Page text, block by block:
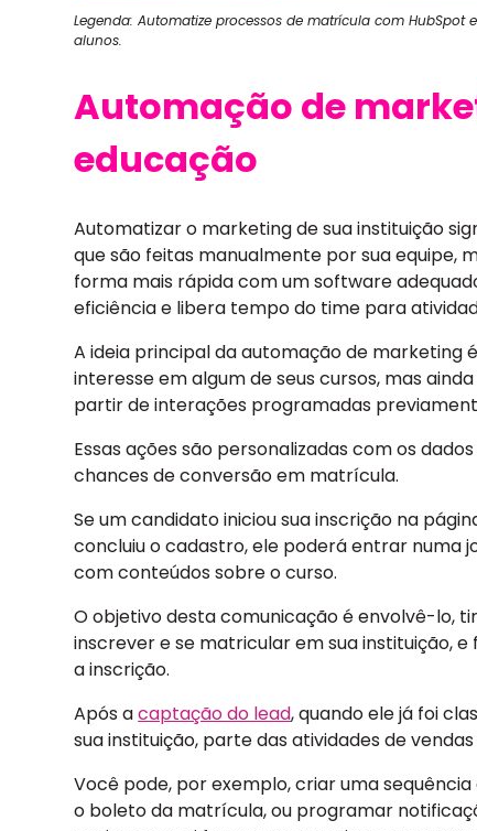
Legenda: Automatize processos de matrícula com
alunos.
Automação de
educação
Automatizar o marketing de sua instituição
que são feitas manualmente por sua equipe,
forma mais rápida com um software
eficiência e libera tempo do time para
A ideia principal da automação de marketing
interesse em algum de seus cursos, mas
partir de interações programadas
Essas ações são personalizadas com os
chances de conversão em matrícula.
Se um candidato iniciou sua inscrição na
concluiu o cadastro, ele poderá entrar numa
com conteúdos sobre o curso.
O objetivo desta comunicação é envolvê-lo,
inscrever e se matricular em sua instituição,
a inscrição.
Após acaptação do lead, quando ele já foi
sua instituição, parte das atividades de
Você pode, por exemplo, criar uma
o boleto da matrícula, ou programar